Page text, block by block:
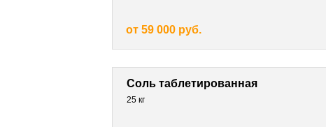
от 59 000 руб.
Соль таблетированная
25 кг